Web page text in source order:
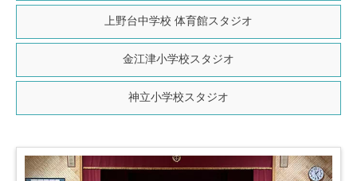
上野台中学校 体育館スタジオ
金江津小学校スタジオ
神立小学校スタジオ